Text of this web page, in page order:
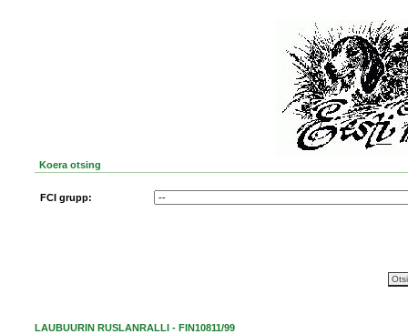
Koera otsing
FCI grupp:
LAUBUURIN RUSLANRALLI - FIN10811/99